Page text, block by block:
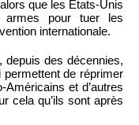
que les États-Unis
armes pour tuer les
internationale.
depuis des décennies,
de réprimer
et d’autres
cela qu’ils sont après